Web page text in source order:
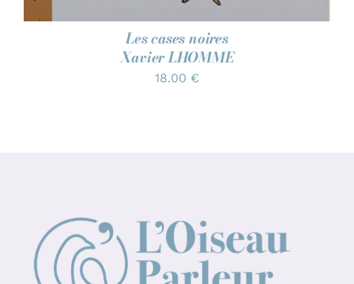
Les cases noires
Xavier LHOMME
18.00 €